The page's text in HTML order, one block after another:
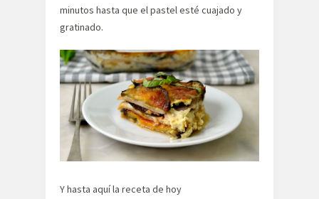
minutos hasta que el pastel esté cuajado y
gratinado.
Y hasta aquí la receta de hoy